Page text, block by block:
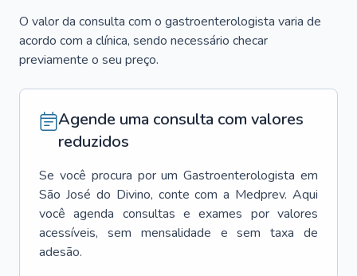
O valor da consulta com o gastroenterologista varia de
acordo com a clínica, sendo necessário checar
previamente o seu preço.
Agende uma consulta com valores
reduzidos
Se você procura por um Gastroenterologista em
São José do Divino, conte com a Medprev. Aqui
você agenda consultas e exames por valores
acessíveis, sem mensalidade e sem taxa de
adesão.